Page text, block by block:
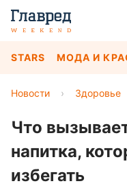
STARS МОДА И
Новости › Здоровье
Что
напитка,
избегать